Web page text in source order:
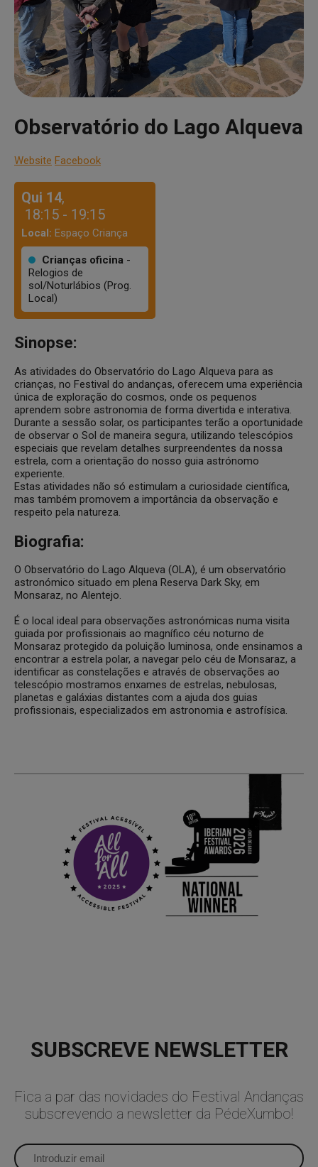
Observatório do Lago Alqueva
Website Facebook
Qui 14,
18:15 - 19:15
Local: Espaço Criança
Crianças oficina -
Relogios de
sol/Noturlábios (Prog.
Local)
Sinopse:
As atividades do Observatório do Lago Alqueva para as
crianças, no Festival do andanças, oferecem uma experiência
única de exploração do cosmos, onde os pequenos
aprendem sobre astronomia de forma divertida e interativa.
Durante a sessão solar, os participantes terão a oportunidade
de observar o Sol de maneira segura, utilizando telescópios
especiais que revelam detalhes surpreendentes da nossa
estrela, com a orientação do nosso guia astrónomo
experiente.
Estas atividades não só estimulam a curiosidade científica,
mas também promovem a importância da observação e
respeito pela natureza.
Biografia:
O Observatório do Lago Alqueva (OLA), é um observatório
astronómico situado em plena Reserva Dark Sky, em
Monsaraz, no Alentejo.
É o local ideal para observações astronómicas numa visita
guiada por profissionais ao magnífico céu noturno de
Monsaraz protegido da poluição luminosa, onde ensinamos a
encontrar a estrela polar, a navegar pelo céu de Monsaraz, a
identificar as constelações e através de observações ao
telescópio mostramos enxames de estrelas, nebulosas,
planetas e galáxias distantes com a ajuda dos guias
profissionais, especializados em astronomia e astrofísica.
SUBSCREVE NEWSLETTER
Fica a par das novidades do Festival Andanças
subscrevendo a newsletter da PédeXumbo!